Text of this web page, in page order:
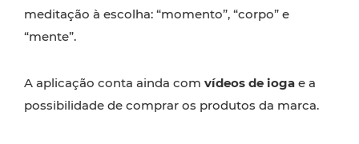
meditação à escolha: “momento”, “corpo” e
“mente”.
A aplicação conta ainda com vídeos de ioga e a
possibilidade de comprar os produtos da marca.